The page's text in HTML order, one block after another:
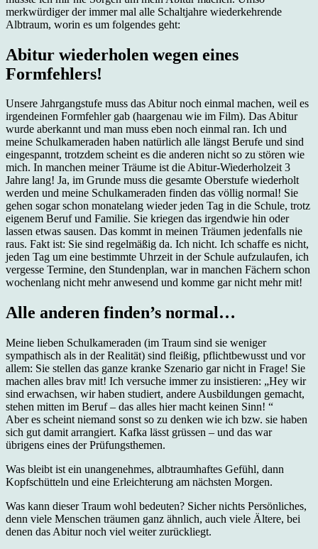
merkwürdiger der immer mal alle Schaltjahre wiederkehrende
Albtraum, worin es um folgendes geht:
Abitur wiederholen wegen eines
Formfehlers!
Unsere Jahrgangstufe muss das Abitur noch einmal machen, weil es
irgendeinen Formfehler gab (haargenau wie im Film). Das Abitur
wurde aberkannt und man muss eben noch einmal ran. Ich und
meine Schulkameraden haben natürlich alle längst Berufe und sind
eingespannt, trotzdem scheint es die anderen nicht so zu stören wie
mich. In manchen meiner Träume ist die Abitur-Wiederholzeit 3
Jahre lang! Ja, im Grunde muss die gesamte Oberstufe wiederholt
werden und meine Schulkameraden finden das völlig normal! Sie
gehen sogar schon monatelang wieder jeden Tag in die Schule, trotz
eigenem Beruf und Familie. Sie kriegen das irgendwie hin oder
lassen etwas sausen. Das kommt in meinen Träumen jedenfalls nie
raus. Fakt ist: Sie sind regelmäßig da. Ich nicht. Ich schaffe es nicht,
jeden Tag um eine bestimmte Uhrzeit in der Schule aufzulaufen, ich
vergesse Termine, den Stundenplan, war in manchen Fächern schon
wochenlang nicht mehr anwesend und komme gar nicht mehr mit!
Alle anderen finden’s normal…
Meine lieben Schulkameraden (im Traum sind sie weniger
sympathisch als in der Realität) sind fleißig, pflichtbewusst und vor
allem: Sie stellen das ganze kranke Szenario gar nicht in Frage! Sie
machen alles brav mit! Ich versuche immer zu insistieren: „Hey wir
sind erwachsen, wir haben studiert, andere Ausbildungen gemacht,
stehen mitten im Beruf – das alles hier macht keinen Sinn! “
Aber es scheint niemand sonst so zu denken wie ich bzw. sie haben
sich gut damit arrangiert. Kafka lässt grüssen – und das war
übrigens eines der Prüfungsthemen.
Was bleibt ist ein unangenehmes, albtraumhaftes Gefühl, dann
Kopfschütteln und eine Erleichterung am nächsten Morgen.
Was kann dieser Traum wohl bedeuten? Sicher nichts Persönliches,
denn viele Menschen träumen ganz ähnlich, auch viele Ältere, bei
denen das Abitur noch viel weiter zurückliegt.